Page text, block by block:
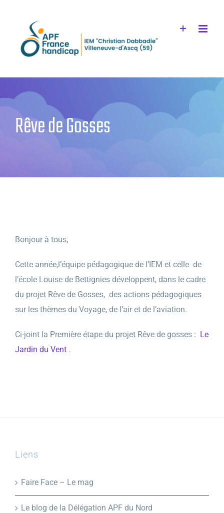
contenu
Rêve de Gosses
Bonjour à tous,
Cette année,l’équipe pédagogique de l’IEM et celle de
l’école Louise de Bettignies développent, dans le cadre
du projet Rêve de Gosses, des actions pédagogiques
sur les thèmes du Voyage, de l’air et de l’aviation.
Ci-joint la Première étape du projet Rêve de gosses : Le
Jardin du Vent .
Liens
Faire Face – Le mag
Le blog de la Délégation APF du Nord